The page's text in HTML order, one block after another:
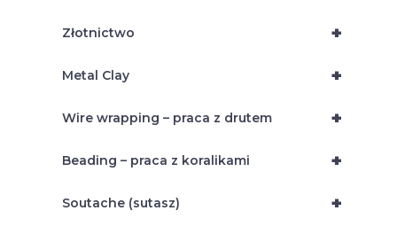
+
Złotnictwo
+
Metal Clay
+
Wire wrapping – praca z drutem
+
Beading – praca z koralikami
+
Soutache (sutasz)